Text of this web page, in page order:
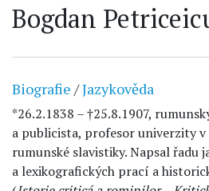
Bogdan
Biografie /Jazykověda
*26.2.1838 – †25.8.1907,
a publicista, profesor univerzity
rumunské slavistiky. Napsal řadu
a lexikografických prací a